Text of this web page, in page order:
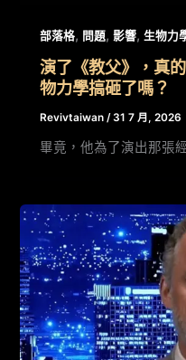
部落格, 問題,影響,生物力
演了《教父》，真
物力學搞砸了嗎？
Revivtaiwan /31 7 月, 2026
畢竟，他為了演出那張